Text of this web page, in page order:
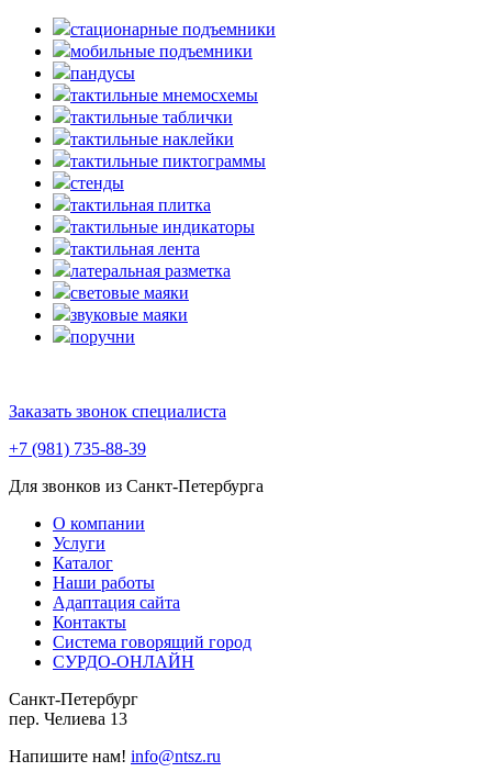
стационарные подъемники
мобильные подъемники
пандусы
тактильные мнемосхемы
тактильные таблички
тактильные наклейки
тактильные пиктограммы
стенды
тактильная плитка
тактильные индикаторы
тактильная лента
латеральная разметка
световые маяки
звуковые маяки
поручни
Заказать звонок специалиста
+7 (981) 735-88-39
Для звонков из Санкт-Петербурга
О компании
Услуги
Каталог
Наши работы
Адаптация сайта
Контакты
Система говорящий город
СУРДО-ОНЛАЙН
Санкт-Петербург
пер. Челиева 13
Напишите нам! info@ntsz.ru